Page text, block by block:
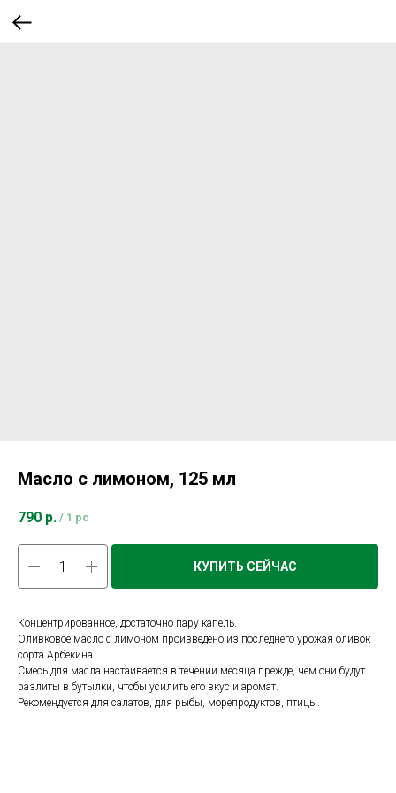
Масло с лимоном, 125 мл
790 р. / 1 pc
КУПИТЬ СЕЙЧАС
Концентрированное, достаточно пару капель.
Оливковое масло с лимоном произведено из последнего урожая оливок
сорта Арбекина.
Смесь для масла настаивается в течении месяца прежде, чем они будут
разлиты в бутылки, чтобы усилить его вкус и аромат.
Рекомендуется для салатов, для рыбы, морепродуктов, птицы.